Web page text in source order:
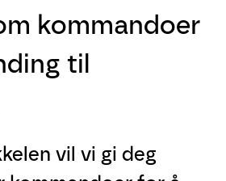
kommandoer
til
vil vi gi deg